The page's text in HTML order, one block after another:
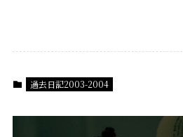
過去日記2003-2004